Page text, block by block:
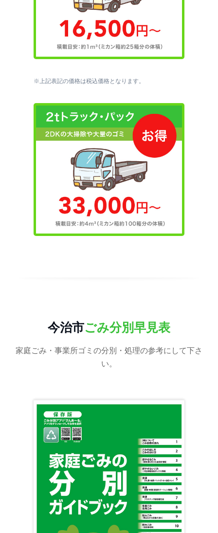
※上記表記の価格は税込価格となります。
今治市ごみ分別早見表
家庭ごみ・事業所ゴミの分別・処理の参考にして下さ
い。